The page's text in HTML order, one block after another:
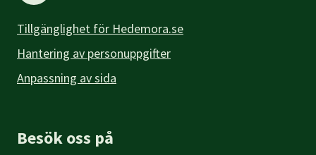
Tillgänglighet för Hedemora.se
Hantering av personuppgifter
Anpassning av sida
Besök oss på